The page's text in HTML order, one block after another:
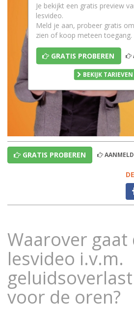
Je bekijkt een gratis preview
lesvideo.
Meld je aan, probeer gratis
zien of koop meteen toegang.
GRATIS PROBEREN
BEKIJK TARIEVEN
GRATIS PROBEREN
Waarover gaat
lesvideo i.v.m.
voor de oren?